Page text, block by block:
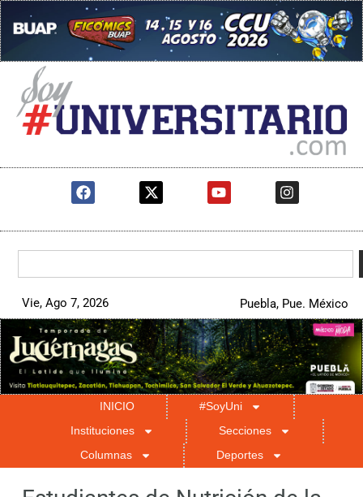
Vie, Ago 7, 2026 Puebla, Pue. México
INICIO
#SoyUni
Instituciones
Secciones
Columnas
Deportes